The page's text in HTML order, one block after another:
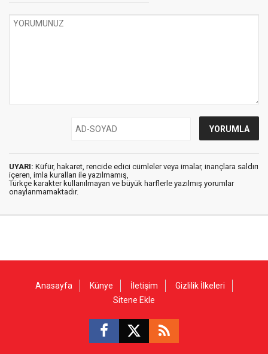
UYARI: Küfür, hakaret, rencide edici cümleler veya imalar, inançlara saldırı
içeren, imla kuralları ile yazılmamış,
Türkçe karakter kullanılmayan ve büyük harflerle yazılmış yorumlar
onaylanmamaktadır.
Anasayfa Künye İletişim
Gizlilik İlkeleri
Sitene Ekle